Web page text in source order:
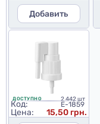
Добавить
ДОСТУПНО 2 442 шт
Код: E-1859
Цена:
15,50 грн.